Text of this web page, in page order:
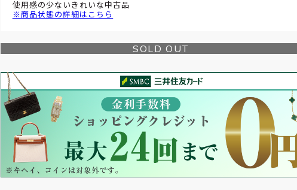
使用感の少ないきれいな中古品
※商品状態の詳細はこちら
SOLD OUT